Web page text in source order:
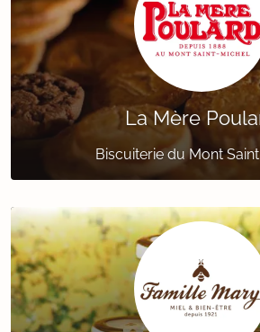
La Mère
Biscuiterie du Mont